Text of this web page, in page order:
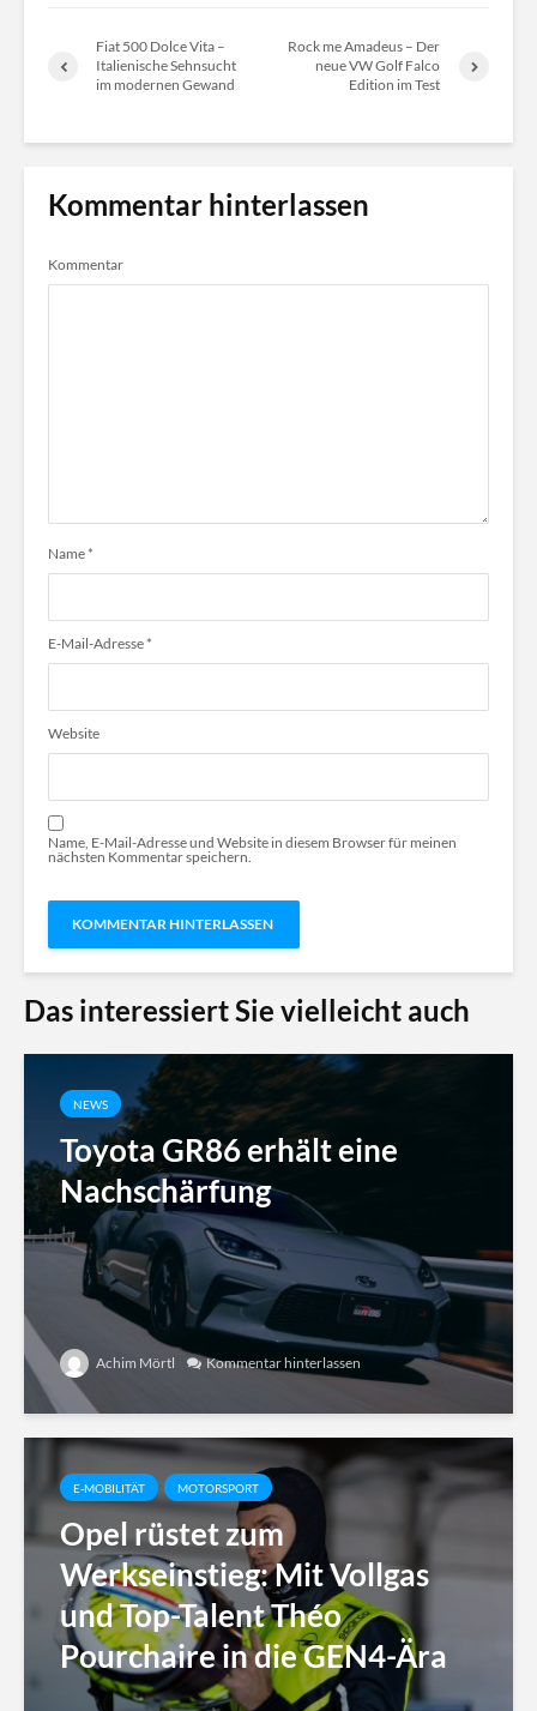
Fiat 500 Dolce Vita –
Italienische Sehnsucht
im modernen Gewand
Rock me Amadeus – Der
neue VW Golf Falco
Edition im Test
Kommentar hinterlassen
Kommentar
Name *
E-Mail-Adresse *
Website
Name, E-Mail-Adresse und Website in diesem Browser für meinen
nächsten Kommentar speichern.
Das interessiert Sie vielleicht auch
NEWS
Toyota GR86 erhält eine
Nachschärfung
Achim Mörtl Kommentar hinterlassen
E-MOBILITÄT MOTORSPORT
Opel rüstet zum
Werkseinstieg: Mit Vollgas
und Top-Talent Théo
Pourchaire in die GEN4-Ära